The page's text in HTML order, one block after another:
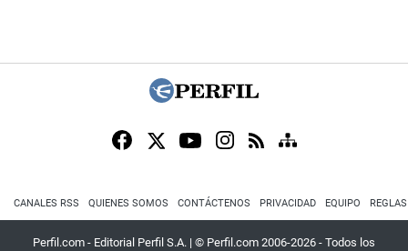
CANALES RSS QUIENES SOMOS CONTÁCTENOS PRIVACIDAD EQUIPO
Perfil.com - Editorial Perfil S.A. | © Perfil.com 2006-2026 - Todos los